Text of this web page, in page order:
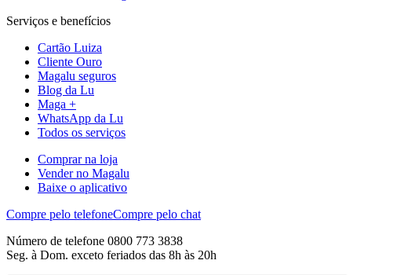
Serviços e benefícios
Cartão Luiza
Cliente Ouro
Magalu seguros
Blog da Lu
Maga +
WhatsApp da Lu
Todos os serviços
Comprar na loja
Vender no Magalu
Baixe o aplicativo
Compre pelo telefoneCompre pelo chat
Número de telefone 0800 773 3838
Seg. à Dom. exceto feriados das 8h às 20h